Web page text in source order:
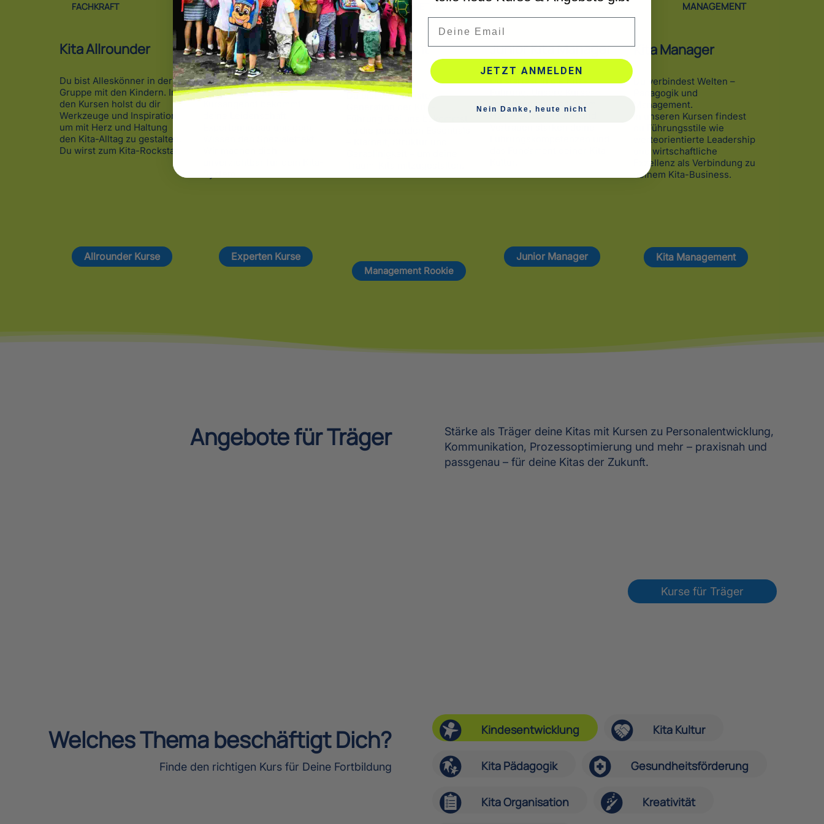
FACHKRAFT
Kita Allrounder
Du bist Alleskönner in der
Gruppe mit den Kindern. In
den Kursen holst du dir
Werkzeuge und Inspiration,
um mit Herz und Haltung
den Kita-Alltag zu gestalten.
Du wirst zum Kita-Rockstar.
Allrounder Kurse
Fachexperte
Du als Superfachkraft willst
mehr. Durch unser
Experten Kurse
STELLVERTRETUNG
Management
Rookie
Du bist die nächste
Management Rookie
Junior Kita Manager
Du startest in die Kita-
schenken dir Freiheit im
Handeln. Zuversicht und
Junior Manager
MANAGEMENT
Kita Manager
Du verbindest Welten –
Pädagogik und
Management.
In unseren Kursen findest
du Führungsstile wie
werteorientierte Leadership
und wirtschaftliche
Exzellenz als Verbindung zu
deinem Kita-Business.
Kita Management
Angebote für Träger
Stärke als Träger deine Kitas mit Kursen zu Personalentwicklung,
Kommunikation, Prozessoptimierung und mehr – praxisnah und
passgenau – für deine Kitas der Zukunft.
Kurse für Träger
Welches Thema beschäftigt Dich?
Finde den richtigen Kurs für Deine Fortbildung
Kindesentwicklung Kita Kultur
Kita Pädagogik Gesundheitsförderung
Kita Organisation Kreativität
JETZT ANMELDEN
Nein Danke, heute nicht